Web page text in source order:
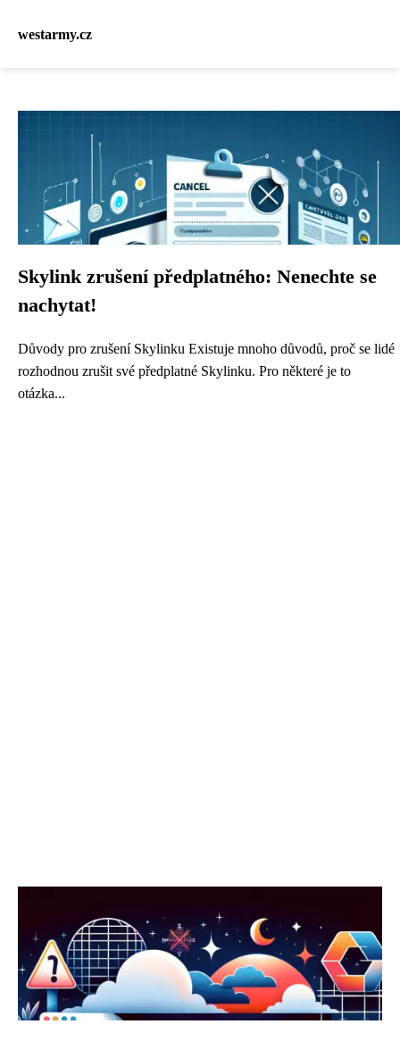
westarmy.cz
Skylink zrušení předplatného: Nenechte se
nachytat!
Důvody pro zrušení Skylinku Existuje mnoho důvodů, proč se lidé
rozhodnou zrušit své předplatné Skylinku. Pro některé je to
otázka...